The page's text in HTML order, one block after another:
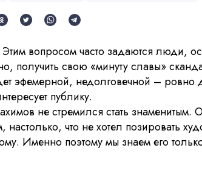
Этим вопросом часто задаются люди,
получить свою «минуту славы»
эфемерной, недолговечной –
публику.
не стремился стать знаменитым.
что не хотел позировать
Именно поэтому мы знаем его